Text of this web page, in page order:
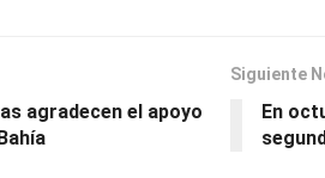
agradecen el apoyo
Siguiente
En